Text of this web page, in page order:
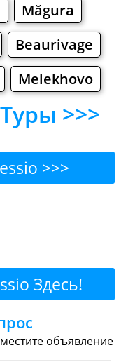
Măgura
Beaurivage
Melekhovo
>>>
>>>
или
Бары
Пиво
Здесь!
объявление